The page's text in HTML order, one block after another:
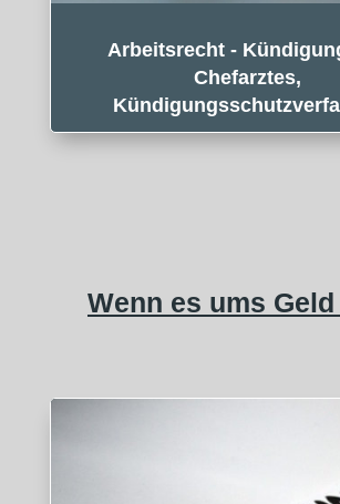
Arbeitsrecht -
Chefarztes,
Wenn es ums